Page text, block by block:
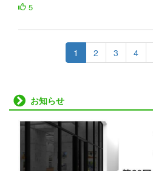
5
1 2 3 4
お知らせ